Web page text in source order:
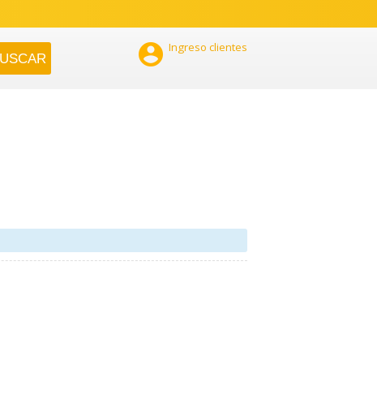
 Ingreso clientes